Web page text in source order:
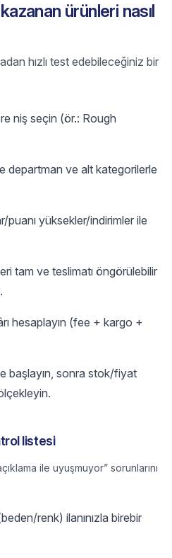
ürünleri nasıl
hızlı test edebileceğiniz bir
niş seçin (ör.: Rough
departman ve alt kategorilerle
puanı yüksekler/indirimler ile
tam ve teslimatı öngörülebilir
hesaplayın (fee + kargo +
başlayın, sonra stok/fiyat
listesi
ile uyuşmuyor” sorunlarını
renk) ilanınızla birebir